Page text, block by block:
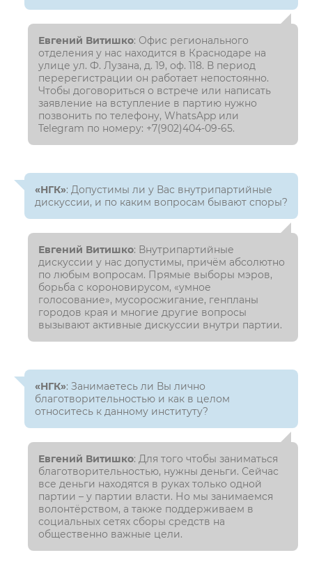
Евгений Витишко: Офис регионального
отделения у нас находится в Краснодаре на
улице ул. Ф. Лузана, д. 19, оф. 118. В период
перерегистрации он работает непостоянно.
Чтобы договориться о встрече или написать
заявление на вступление в партию нужно
позвонить по телефону, WhatsApp или
Telegram по номеру: +7(902)404-09-65.
«НГК»: Допустимы ли у Вас внутрипартийные
дискуссии, и по каким вопросам бывают споры?
Евгений Витишко: Внутрипартийные
дискуссии у нас допустимы, причём абсолютно
по любым вопросам. Прямые выборы мэров,
борьба с короновирусом, «умное
голосование», мусоросжигание, генпланы
городов края и многие другие вопросы
вызывают активные дискуссии внутри партии.
«НГК»: Занимаетесь ли Вы лично
благотворительностью и как в целом
относитесь к данному институту?
Евгений Витишко: Для того чтобы заниматься
благотворительностью, нужны деньги. Сейчас
все деньги находятся в руках только одной
партии – у партии власти. Но мы занимаемся
волонтёрством, а также поддерживаем в
социальных сетях сборы средств на
общественно важные цели.